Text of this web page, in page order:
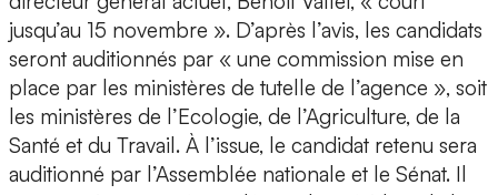
jusqu’au 15 novembre ». D’après l’avis, les candidats
seront auditionnés par « une commission mise en
place par les ministères de tutelle de l’agence », soit
les ministères de l’Ecologie, de l’Agriculture, de la
Santé et du Travail. À l’issue, le candidat retenu sera
auditionné par l’Assemblée nationale et le Sénat. Il